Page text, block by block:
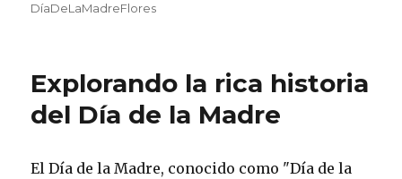
on
DíaDeLaMadreFlores
Explorando la rica historia
del Día de la Madre
El Día de la Madre, conocido como "Día de la